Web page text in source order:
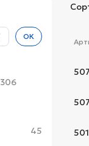
ОК
306
45